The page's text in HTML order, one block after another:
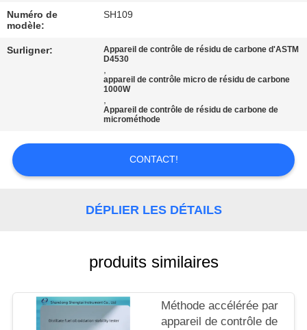
CONTACTEZ-
NOUS
DEMANDEZ
PLAN
Numéro de
modèle:
SH109
Surligner:
Appareil de contrôle de résidu de carbone d'ASTM
D4530
,
appareil de contrôle micro de résidu de carbone
1000W
,
Appareil de contrôle de résidu de carbone de
microméthode
CONTACT!
DÉPLIER LES DÉTAILS
produits similaires
Méthode accélérée par
appareil de contrôle de